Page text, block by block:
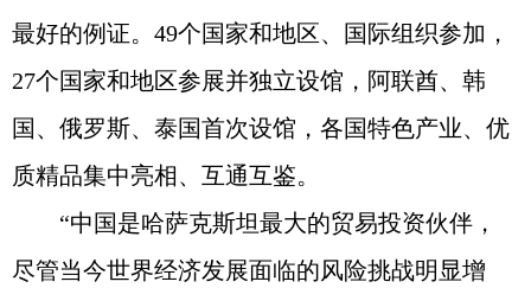
最好的例证。49个国家和地区、国际组织参加，
27个国家和地区参展并独立设馆，阿联酋、韩
国、俄罗斯、泰国首次设馆，各国特色产业、优
质精品集中亮相、互通互鉴。
“中国是哈萨克斯坦最大的贸易投资伙伴，
尽管当今世界经济发展面临的风险挑战明显增